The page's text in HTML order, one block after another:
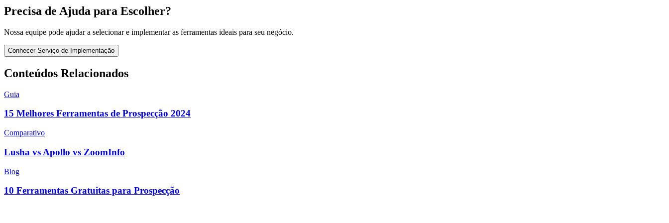
Precisa de Ajuda para Escolher?
Nossa equipe pode ajudar a selecionar e implementar as ferramentas ideais para seu negócio.
Conhecer Serviço de Implementação
Conteúdos Relacionados
Guia
15 Melhores Ferramentas de Prospecção 2024
Comparativo
Lusha vs Apollo vs ZoomInfo
Blog
10 Ferramentas Gratuitas para Prospecção